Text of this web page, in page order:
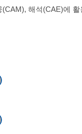
해석(CAE)에 활